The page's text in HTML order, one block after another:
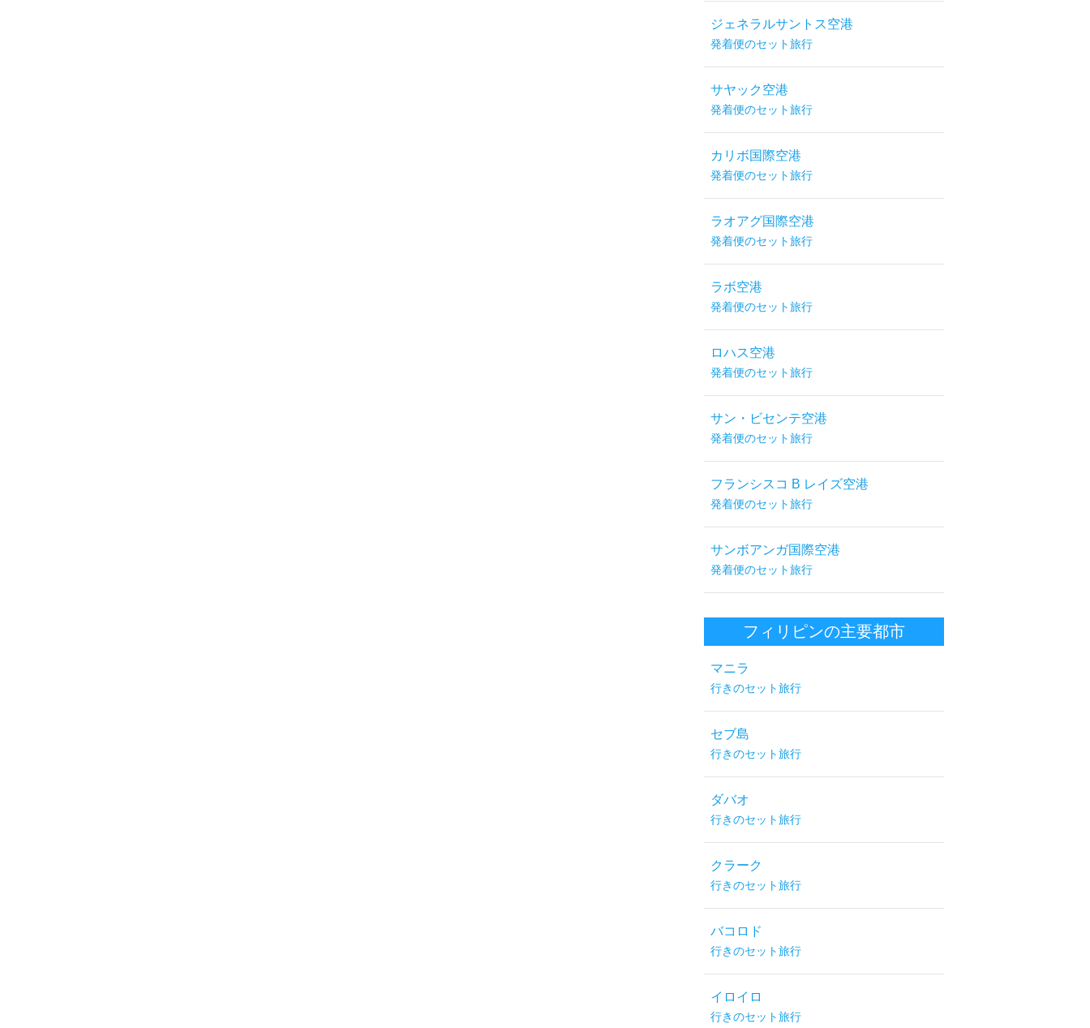
ジェネラルサントス空港
発着便のセット旅行
サヤック空港
発着便のセット旅行
カリボ国際空港
発着便のセット旅行
ラオアグ国際空港
発着便のセット旅行
ラボ空港
発着便のセット旅行
ロハス空港
発着便のセット旅行
サン・ビセンテ空港
発着便のセット旅行
フランシスコ B レイズ空港
発着便のセット旅行
サンボアンガ国際空港
発着便のセット旅行
フィリピンの主要都市
マニラ
行きのセット旅行
セブ島
行きのセット旅行
ダバオ
行きのセット旅行
クラーク
行きのセット旅行
バコロド
行きのセット旅行
イロイロ
行きのセット旅行